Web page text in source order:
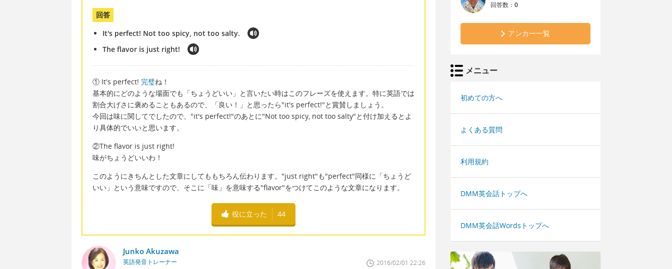
回答
It's perfect! Not too spicy, not too salty.
The flavor is just right!
① It's perfect! 完璧ね！
基本的にどのような場面でも「ちょうどいい」と言いたい時はこのフレーズを使えます。特に英語では
割合大げさに褒めることもあるので、「良い！」と思ったら"it's perfect!"と賞賛しましょう。
今回は味に関してでしたので、"it's perfect!"のあとに"Not too spicy, not too salty"と付け加えるとよ
り具体的でいいと思います。
②The flavor is just right!
味がちょうどいいわ！
このようにきちんとした文章にしてももちろん伝わります。"just right"も"perfect"同様に「ちょうど
いい」という意味ですので、そこに「味」を意味する"flavor"をつけてこのような文章になります。
役に立った 44
Junko Akuzawa
英語発音トレーナー 2016/02/01 22:26
回答数： 0
アンカー一覧
メニュー
初めての方へ
よくある質問
利用規約
DMM英会話トップへ
DMM英会話Wordsトップへ